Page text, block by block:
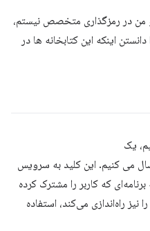
من در رمزگذاری متخصص نیستم،
اینکه این کتابخانه ها در
یک
می کنیم. این کلید به سرویس
که کاربر را مشترک کرده
راه‌اندازی می‌کند، استفاده